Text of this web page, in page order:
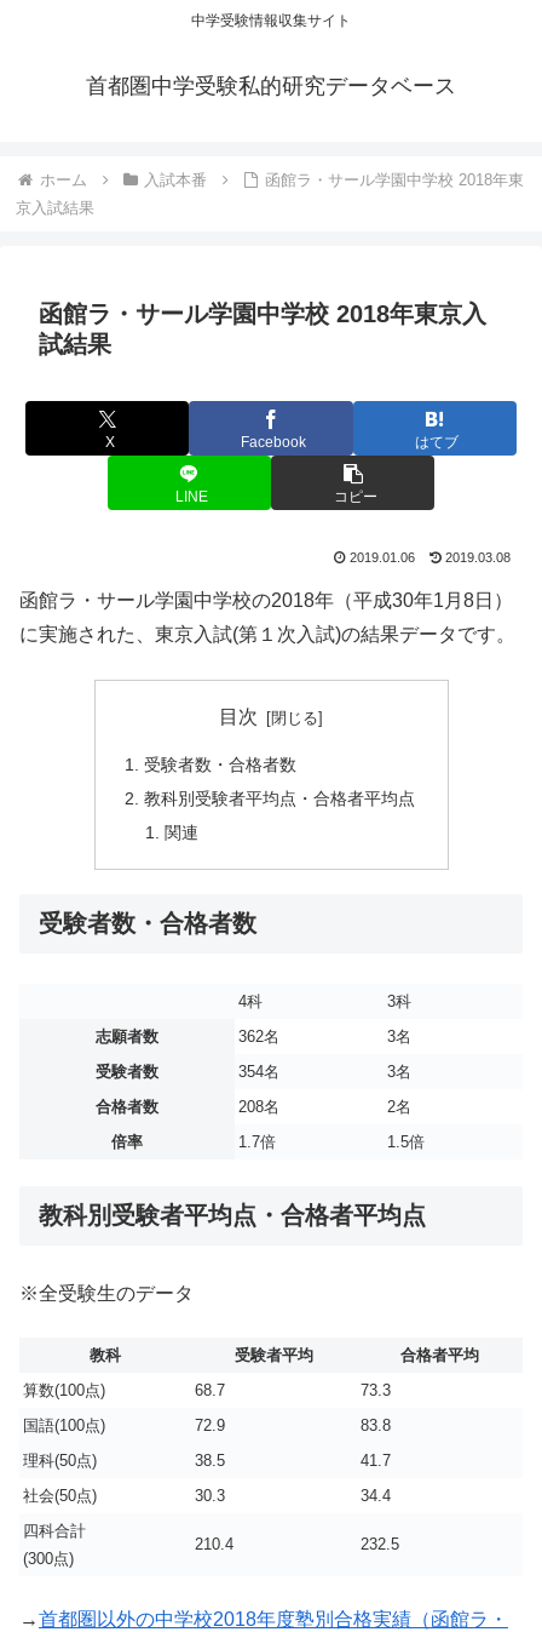
中学受験情報収集サイト
首都圏中学受験私的研究データベース
ホーム 入試本番
函館ラ・サール学園中学校 2018年東
京入試結果
函館ラ・サール学園中学校 2018年東京入
試結果
X Facebook はてブ
LINE コピー
2019.01.06 2019.03.08
函館ラ・サール学園中学校の2018年（平成30年1月8日）
に実施された、東京入試(第１次入試)の結果データです。
目次
受験者数・合格者数
教科別受験者平均点・合格者平均点
関連
受験者数・合格者数
4科
3科
志願者数
362名
3名
受験者数
354名
3名
合格者数
208名
2名
倍率
1.7倍 1.5倍
教科別受験者平均点・合格者平均点
※全受験生のデータ
教科 受験者平均
合格者平均
算数(100点)
68.7
73.3
国語(100点)
72.9
83.8
理科(50点)
38.5
41.7
社会(50点)
30.3
34.4
四科合計
(300点)
210.4 232.5
→首都圏以外の中学校2018年度塾別合格実績（函館ラ・